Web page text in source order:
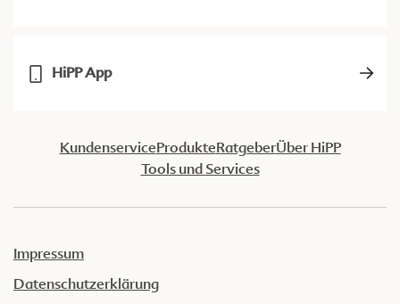
HiPP App
KundenserviceProdukteRatgeberÜber HiPP
Tools und Services
Impressum
Datenschutzerklärung